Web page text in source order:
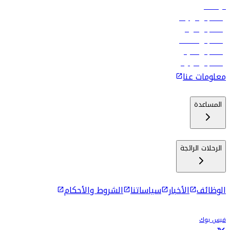
الوظائف
رحلات إلى تبيليسي
رحلات إلى الرياض
رحلات إلى مسقط
رحلات إلى ماليه
رحلات إلى كولومبو
معلومات عنا
المساعدة
الرحلات الرائجة
الوظائف الأخبار سياساتنا الشروط والأحكام
فيس بوك